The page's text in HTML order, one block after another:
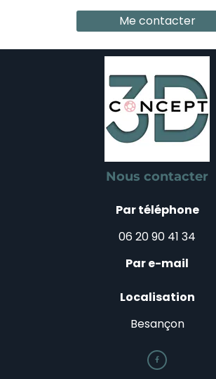
Me contacter
Nous contacter
Par téléphone
06 20 90 41 34
Par e-mail
Localisation
Besançon
